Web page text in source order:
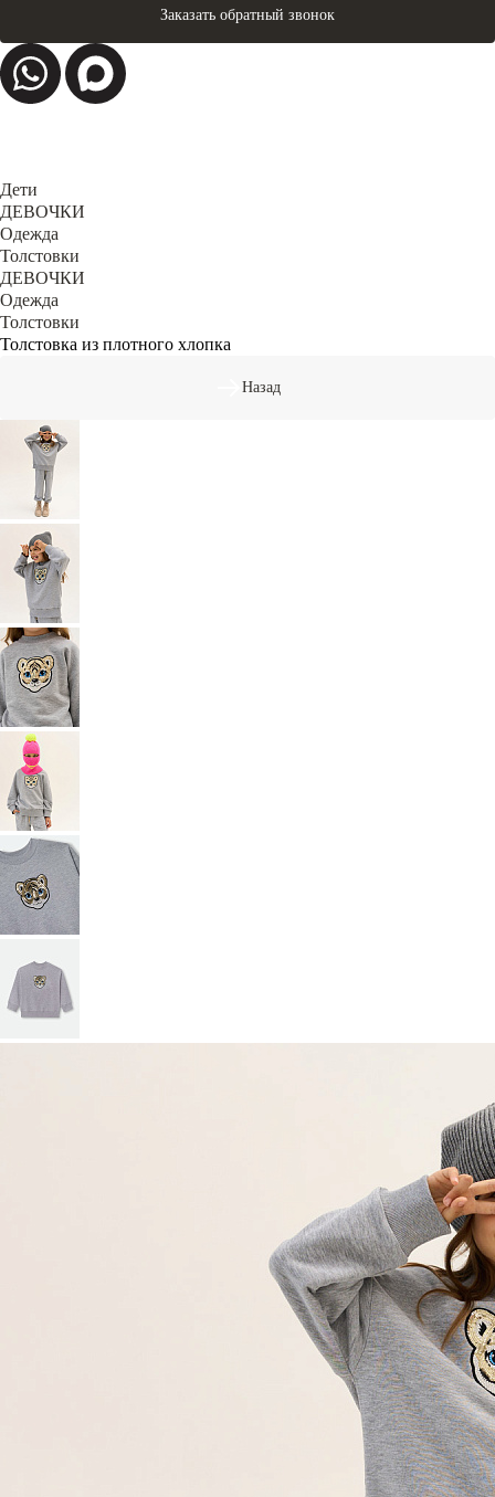
Заказать обратный звонок
Дети
ДЕВОЧКИ
Одежда
Толстовки
ДЕВОЧКИ
Одежда
Толстовки
Толстовка из плотного хлопка
Назад